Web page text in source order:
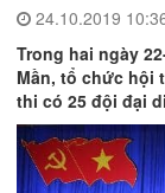
24.10.2019
Trong hai ngày
Mần, tổ chức hội
thi có 25 đội đại